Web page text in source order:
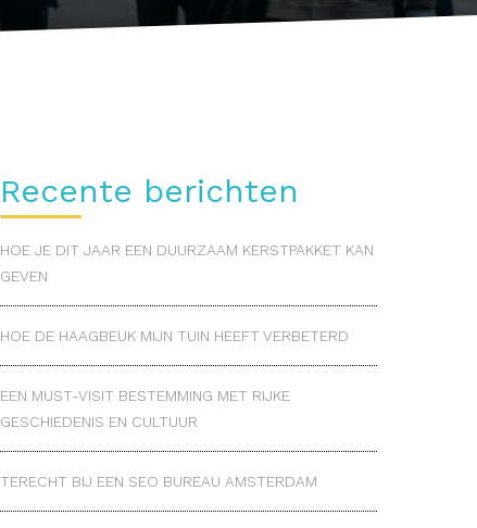
Recente berichten
HOE JE DIT JAAR EEN DUURZAAM KERSTPAKKET KAN
GEVEN
HOE DE HAAGBEUK MIJN TUIN HEEFT VERBETERD
EEN MUST-VISIT BESTEMMING MET RIJKE
GESCHIEDENIS EN CULTUUR
TERECHT BIJ EEN SEO BUREAU AMSTERDAM